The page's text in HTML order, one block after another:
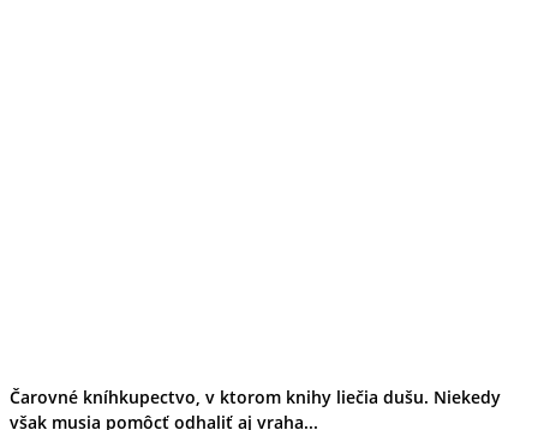
Čarovné kníhkupectvo, v ktorom knihy liečia dušu. Niekedy
však musia pomôcť odhaliť aj vraha...